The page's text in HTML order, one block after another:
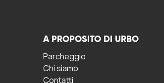
A PROPOSITO DI URBO
Parcheggio
Chi siamo
Contatti